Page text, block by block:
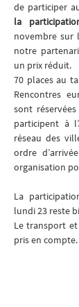
de participer
la
novembre sur
notre
un prix réduit.
70 places au
Rencontres
sont
participent à
réseau des
ordre
organisation
La
lundi 23 reste
Le transport
pris en compte.